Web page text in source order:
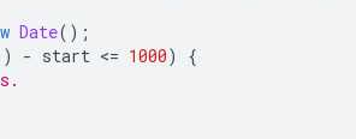
Date();
- start <= 1000)
{